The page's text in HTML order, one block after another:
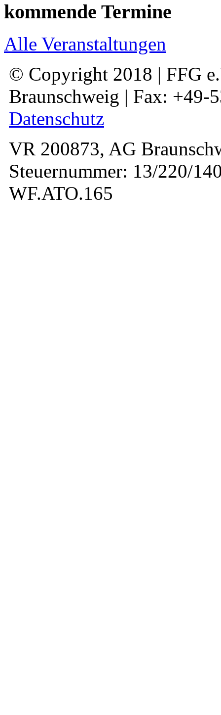
kommende Termine
Alle Veranstaltungen
© Copyright 2018 | FFG
Braunschweig | Fax: +49-
Datenschutz
VR 200873, AG
Steuernummer: 13/220/
WF.ATO.165